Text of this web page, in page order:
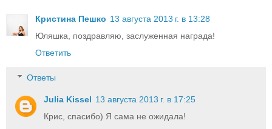
Кристина Пешко 13 августа 2013 г. в 13:28
Юляшка, поздравляю, заслуженная награда!
Ответить
Ответы
Julia Kissel 13 августа 2013 г. в 17:25
Крис, спасибо) Я сама не ожидала!